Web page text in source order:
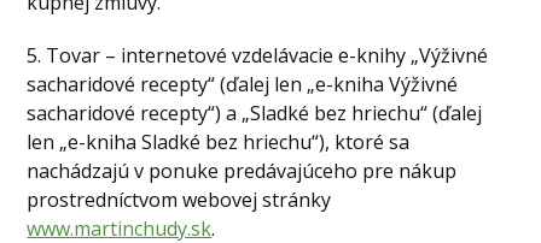
5. Tovar – internetové vzdelávacie e-knihy „Výživné
sacharidové recepty“ (ďalej len „e-kniha Výživné
sacharidové recepty“) a „Sladké bez hriechu“ (ďalej
len „e-kniha Sladké bez hriechu“), ktoré sa
nachádzajú v ponuke predávajúceho pre nákup
prostredníctvom webovej stránky
www.martinchudy.sk.